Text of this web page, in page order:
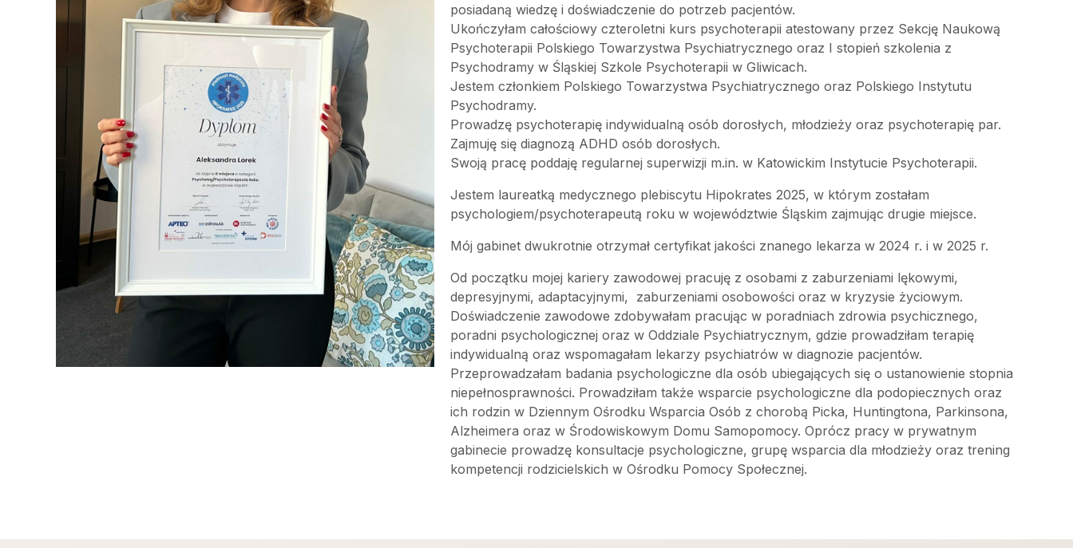
posiadaną wiedzę i doświadczenie do potrzeb pacjentów.
Ukończyłam całościowy czteroletni kurs psychoterapii atestowany przez Sekcję Naukową
Psychoterapii Polskiego Towarzystwa Psychiatrycznego oraz I stopień szkolenia z
Psychodramy w Śląskiej Szkole Psychoterapii w Gliwicach.
Jestem członkiem Polskiego Towarzystwa Psychiatrycznego oraz Polskiego Instytutu
Psychodramy.
Prowadzę psychoterapię indywidualną osób dorosłych, młodzieży oraz psychoterapię par.
Zajmuję się diagnozą ADHD osób dorosłych.
Swoją pracę poddaję regularnej superwizji m.in. w Katowickim Instytucie Psychoterapii.
Jestem laureatką medycznego plebiscytu Hipokrates 2025, w którym zostałam
psychologiem/psychoterapeutą roku w województwie Śląskim zajmując drugie miejsce.
Mój gabinet dwukrotnie otrzymał certyfikat jakości znanego lekarza w 2024 r. i w 2025 r.
Od początku mojej kariery zawodowej pracuję z osobami z zaburzeniami lękowymi,
depresyjnymi, adaptacyjnymi, zaburzeniami osobowości oraz w kryzysie życiowym.
Doświadczenie zawodowe zdobywałam pracując w poradniach zdrowia psychicznego,
poradni psychologicznej oraz w Oddziale Psychiatrycznym, gdzie prowadziłam terapię
indywidualną oraz wspomagałam lekarzy psychiatrów w diagnozie pacjentów.
Przeprowadzałam badania psychologiczne dla osób ubiegających się o ustanowienie stopnia
niepełnosprawności. Prowadziłam także wsparcie psychologiczne dla podopiecznych oraz
ich rodzin w Dziennym Ośrodku Wsparcia Osób z chorobą Picka, Huntingtona, Parkinsona,
Alzheimera oraz w Środowiskowym Domu Samopomocy. Oprócz pracy w prywatnym
gabinecie prowadzę konsultacje psychologiczne, grupę wsparcia dla młodzieży oraz trening
kompetencji rodzicielskich w Ośrodku Pomocy Społecznej.